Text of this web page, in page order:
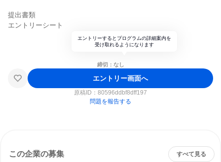
提出書類
エントリーシート
エントリーするとプログラムの詳細案内を
受け取れるようになります
締切：なし
エントリー画面へ
原稿ID： 80596ddbf8dff197
問題を報告する
この企業の募集 すべて見る